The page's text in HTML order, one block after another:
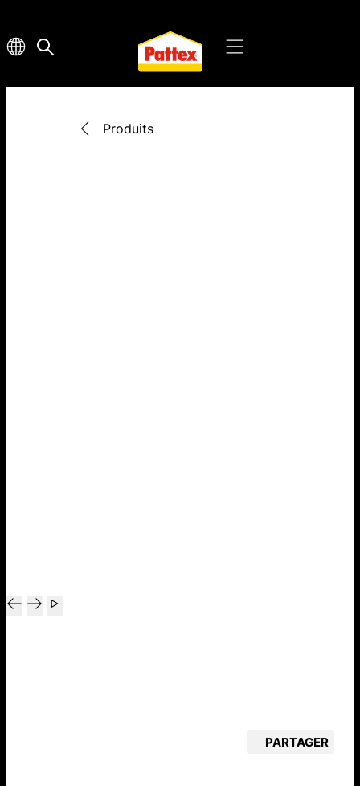
Produits
PARTAGER